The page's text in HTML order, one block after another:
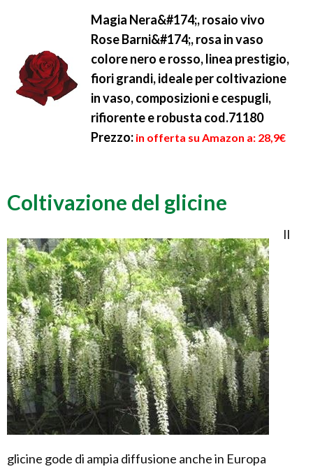
Magia Nera&#174;, rosaio vivo
Rose Barni&#174;, rosa in vaso
colore nero e rosso, linea prestigio,
fiori grandi, ideale per coltivazione
in vaso, composizioni e cespugli,
rifiorente e robusta cod.71180
Prezzo: in offerta su Amazon a: 28,9€
Coltivazione del glicine
Il
glicine gode di ampia diffusione anche in Europa